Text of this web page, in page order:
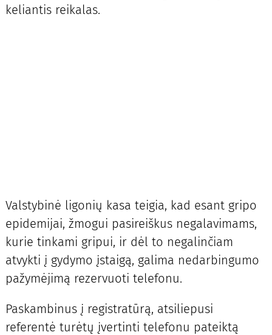
keliantis reikalas.
Valstybinė ligonių kasa teigia, kad esant gripo
epidemijai, žmogui pasireiškus negalavimams,
kurie tinkami gripui, ir dėl to negalinčiam
atvykti į gydymo įstaigą, galima nedarbingumo
pažymėjimą rezervuoti telefonu.
Paskambinus į registratūrą, atsiliepusi
referentė turėtų įvertinti telefonu pateiktą